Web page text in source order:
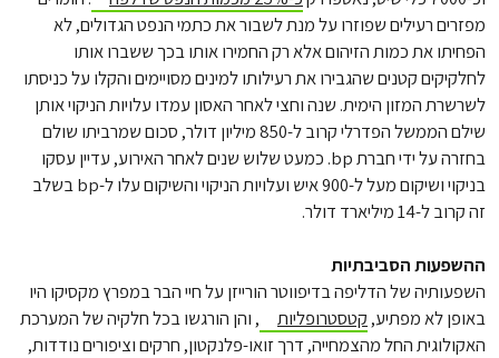
מפזרים רעילים שפוזרו על מנת לשבור את כתמי הנפט הגדולים, לא
הפחיתו את כמות הזיהום אלא רק החמירו אותו בכך ששברו אותו
לחלקיקים קטנים שהגבירו את רעילותו למינים מסויימים והקלו על כניסתו
לשרשרת המזון הימית. שנה וחצי לאחר האסון עמדו עלויות הניקוי אותן
שילם הממשל הפדרלי קרוב ל-850 מיליון דולר, סכום שמרביתו שולם
בחזרה על ידי חברת bp. כמעט שלוש שנים לאחר האירוע, עדיין עסקו
בניקוי ושיקום מעל ל-900 איש ועלויות הניקוי והשיקום עלו ל-bp בשלב
זה קרוב ל-14 מיליארד דולר.
ההשפעות הסביבתיות
השפעותיה של הדליפה בדיפווטר הורייזן על חיי הבר במפרץ מקסיקו היו
באופן לא מפתיע, קטסטרופליות
, והן הורגשו בכל חלקיה של המערכת
האקולוגית החל מהצמחייה, דרך זואו-פלנקטון, חרקים וציפורים נודדות,